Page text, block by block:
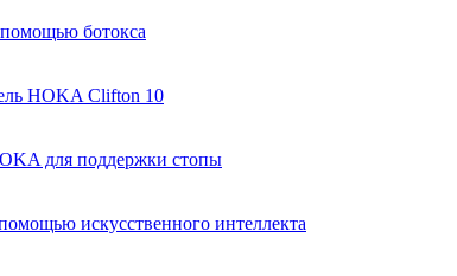
ботокса
HOKA Clifton 10
для поддержки стопы
искусственного интеллекта